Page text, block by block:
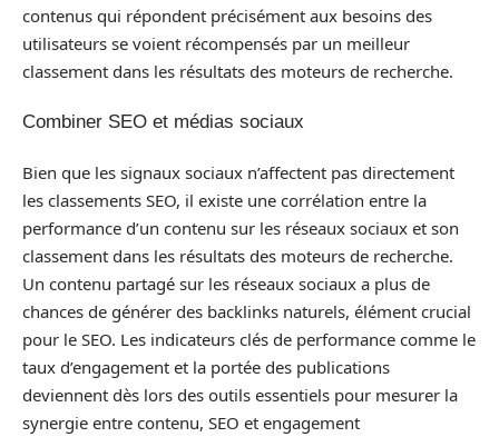
contenus qui répondent précisément aux besoins des
utilisateurs se voient récompensés par un meilleur
classement dans les résultats des moteurs de recherche.
Combiner SEO et médias sociaux
Bien que les signaux sociaux n’affectent pas directement
les classements SEO, il existe une corrélation entre la
performance d’un contenu sur les réseaux sociaux et son
classement dans les résultats des moteurs de recherche.
Un contenu partagé sur les réseaux sociaux a plus de
chances de générer des backlinks naturels, élément crucial
pour le SEO. Les indicateurs clés de performance comme le
taux d’engagement et la portée des publications
deviennent dès lors des outils essentiels pour mesurer la
synergie entre contenu, SEO et engagement